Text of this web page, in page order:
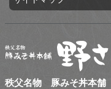
秩父名物 豚みそ丼本
秩父名物 豚みそ丼本